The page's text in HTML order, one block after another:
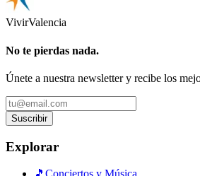
VivirValencia
No te pierdas nada.
Únete a nuestra newsletter y recibe los
Suscribir
Explorar